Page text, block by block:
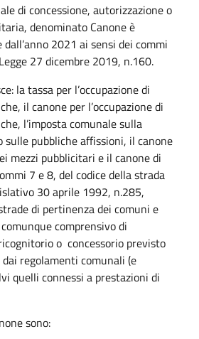
di concessione, autorizzazione o
denominato Canone è
2021 ai sensi dei commi
27 dicembre 2019, n.160.
la tassa per l’occupazione di
il canone per l’occupazione di
l’imposta comunale sulla
pubbliche affissioni, il canone
mezzi pubblicitari e il canone di
7 e 8, del codice della strada
30 aprile 1992, n.285,
di pertinenza dei comuni e
comprensivo di
o concessorio previsto
regolamenti comunali (e
quelli connessi a prestazioni di
sono: